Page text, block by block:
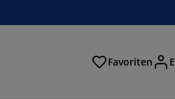
Favoriten